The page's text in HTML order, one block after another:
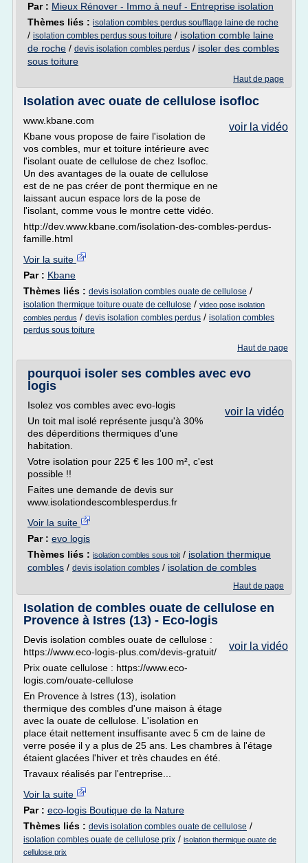
Par : Mieux Rénover - Immo à neuf - Entreprise isolation
Thèmes liés : isolation combles perdus soufflage laine de roche
/ isolation combles perdus sous toiture / isolation comble laine
de roche / devis isolation combles perdus / isoler des combles
sous toiture
Haut de page
Isolation avec ouate de cellulose isofloc
voir la vidéo
www.kbane.com
Kbane vous propose de faire l'isolation de
vos combles, mur et toiture intérieure avec
l'isolant ouate de cellulose de chez Isofloc.
Un des avantages de la ouate de cellulose
est de ne pas créer de pont thermique en ne
laissant aucun espace lors de la pose de
l'isolant, comme vous le montre cette vidéo.
http://dev.www.kbane.com/isolation-des-combles-perdus-
famille.html
Voir la suite
Par : Kbane
Thèmes liés : devis isolation combles ouate de cellulose /
isolation thermique toiture ouate de cellulose / video pose isolation
combles perdus / devis isolation combles perdus / isolation combles
perdus sous toiture
Haut de page
pourquoi isoler ses combles avec evo
logis
voir la vidéo
Isolez vos combles avec evo-logis
Un toit mal isolé représente jusqu'à 30%
des déperditions thermiques d’une
habitation.
Votre isolation pour 225 € les 100 m², c'est
possible !!
Faites une demande de devis sur
www.isolationdescomblesperdus.fr
Voir la suite
Par : evo logis
Thèmes liés : isolation combles sous toit / isolation thermique
combles / devis isolation combles / isolation de combles
Haut de page
Isolation de combles ouate de cellulose en
Provence à Istres (13) - Eco-logis
voir la vidéo
Devis isolation combles ouate de cellulose :
https://www.eco-logis-plus.com/devis-gratuit/
Prix ouate cellulose : https://www.eco-
logis.com/ouate-cellulose
En Provence à Istres (13), isolation
thermique des combles d'une maison à étage
avec la ouate de cellulose. L'isolation en
place était nettement insuffisante avec 5 cm de laine de
verre posée il y a plus de 25 ans. Les chambres à l'étage
étaient glacées l'hiver et très chaudes en été.
Travaux réalisés par l'entreprise...
Voir la suite
Par : eco-logis Boutique de la Nature
Thèmes liés : devis isolation combles ouate de cellulose /
isolation combles ouate de cellulose prix / isolation thermique ouate de
cellulose prix